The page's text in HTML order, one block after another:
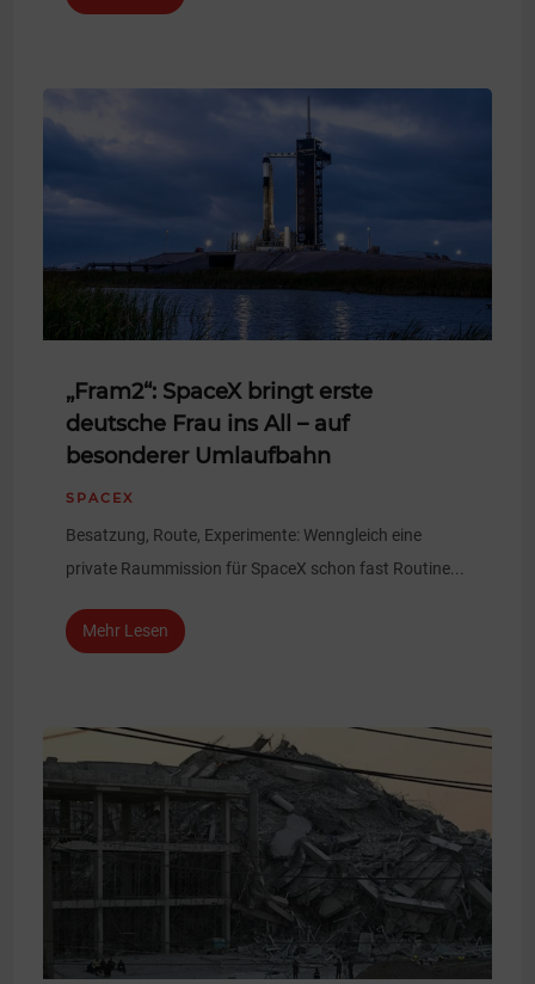
„Fram2“: SpaceX bringt erste
deutsche Frau ins All – auf
besonderer Umlaufbahn
SPACEX
Besatzung, Route, Experimente: Wenngleich eine
private Raummission für SpaceX schon fast Routine...
Mehr Lesen